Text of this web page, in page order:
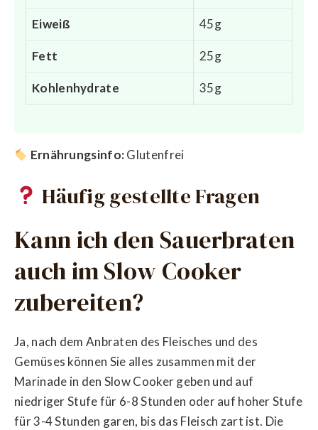
Eiweiß 45g
Fett 25g
Kohlenhydrate 35g
Ernährungsinfo:Glutenfrei
Häufig gestellte Fragen
Kann ich den Sauerbraten
auch im Slow Cooker
zubereiten?
Ja, nach dem Anbraten des Fleisches und des
Gemüses können Sie alles zusammen mit der
Marinade in den Slow Cooker geben und auf
niedriger Stufe für 6-8 Stunden oder auf hoher Stufe
für 3-4 Stunden garen, bis das Fleisch zart ist. Die